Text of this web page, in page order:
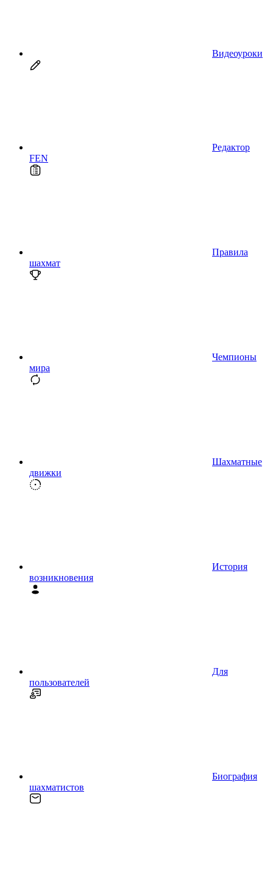
Видеоуроки
Редактор
FEN
Правила
шахмат
Чемпионы
мира
Шахматные
движки
История
возникновения
Для
пользователей
Биография
шахматистов